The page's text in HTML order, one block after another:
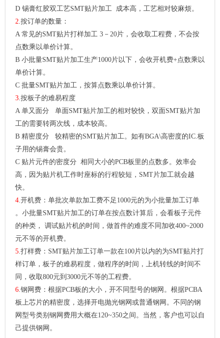
D 锡膏红胶双工艺SMT贴片加工 成本高，工艺相对较麻烦。
2 .按订单的数量：
A 常见的SMT贴片打样加工 3－20片，会收取工程费，不会按
点数乘以单价计算。
B 小批量SMT贴片加工生产1000片以下，会收开机费+点数乘以
单价计算。
C 批量SMT贴片加工，按算点数乘以单价计算。
3 .按板子的难易程度
A 单又面分 单面SMT贴片加工的相对较快，双面SMT贴片加
工的需要转两次线，成本较高。
B 精密度分 较精密的SMT贴片加工。如有BGA\高密度的IC.板
子用的锡膏会贵。
C 贴片元件的密度分 相同大小的PCB板里的点数多。效率会
高，因为贴片机工作时座标的行程较短，SMT片加工就会越
快。
4 .开机费：单批次单款加工费不足1000元的为小批量加工订单
。小批量SMT贴片加工的订单在按点数计算后，会看板子元件
的种类， 调试贴片机的时间，做首件的难度不同加收400~2000
元不等的开机费。
5 打样费：SMT贴片加工订单一款在100片以内的为SMT贴片打
样订单，板子的难易程度，做程序的时间，上机转线的时间不
同，收取800元到3000元不等的工程费。
6 钢网费：根据PCB板的大小，开不同型号的钢网。根据PCBA
板上芯片的精密度，选择开电抛光钢网或普通钢网。不同的钢
网型号类别钢网费用大概在120~350之间。当然，客户也可以自
己提供钢网。